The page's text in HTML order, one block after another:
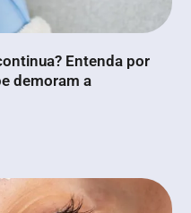
Entenda por
demoram a